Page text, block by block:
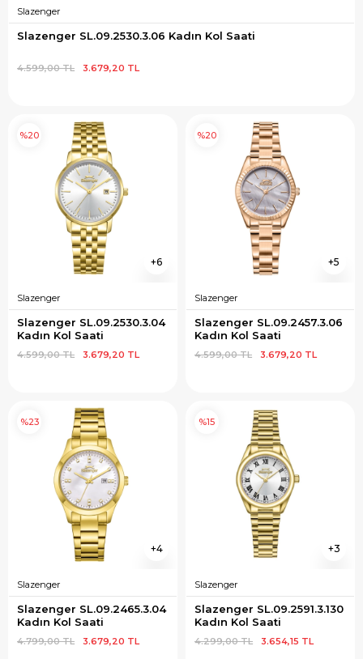
Slazenger
Slazenger SL.09.2530.3.06 Kadın Kol Saati
3.679,20 TL
4.599,00 TL
6
Slazenger
Slazenger SL.09.2530.3.04
Kadın Kol Saati
3.679,20 TL
4.599,00 TL
%20
5
Slazenger
Slazenger SL.09.2457.3.06
Kadın Kol Saati
3.679,20 TL
4.599,00 TL
%20
4
Slazenger
Slazenger SL.09.2465.3.04
Kadın Kol Saati
3.679,20 TL
4.799,00 TL
%23
3
Slazenger
Slazenger SL.09.2591.3.130
Kadın Kol Saati
3.654,15 TL
4.299,00 TL
%15